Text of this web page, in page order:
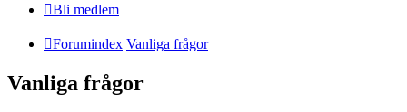
Bli medlem
Forumindex Vanliga frågor
Vanliga frågor